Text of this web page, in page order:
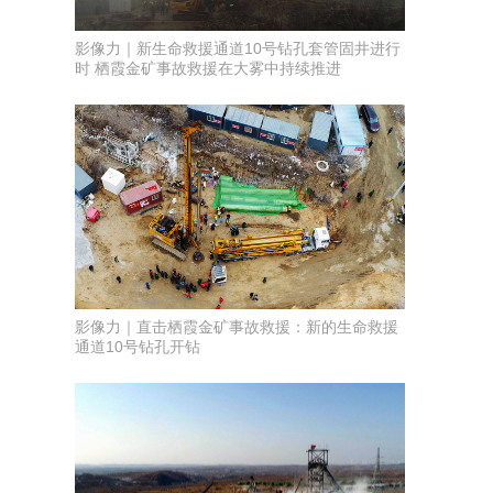
影像力｜新生命救援通道10号钻孔套管固井进行
时 栖霞金矿事故救援在大雾中持续推进
影像力｜直击栖霞金矿事故救援：新的生命救援
通道10号钻孔开钻